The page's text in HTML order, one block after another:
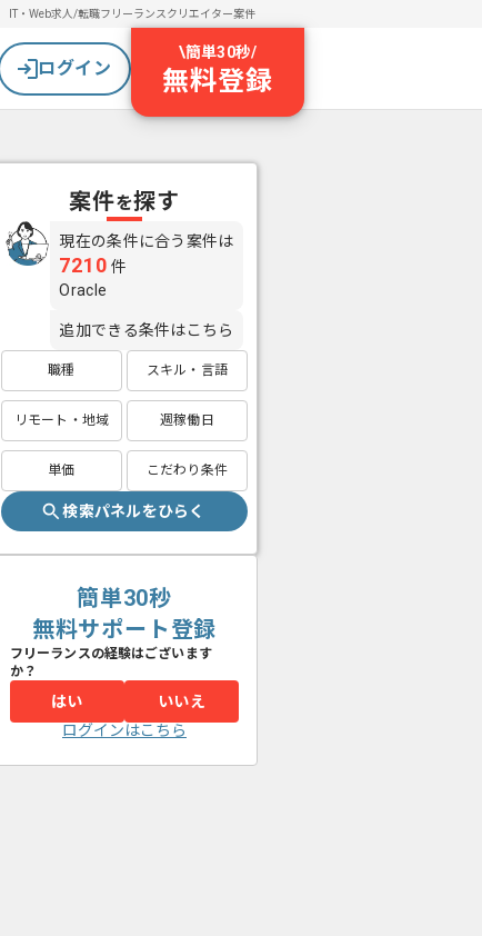
IT・Web求人/転職フリーランスクリエイター案件
ログイン
\簡単30秒/
無料登録
案件を探す
現在の条件に合う案件は
7210 件
Oracle
追加できる条件はこちら
職種 スキル・言語
リモート・地域 週稼働日
単価 こだわり条件
検索パネルをひらく
簡単30秒
無料サポート登録
フリーランスの経験はございます
か？
はい
いいえ
ログインはこちら